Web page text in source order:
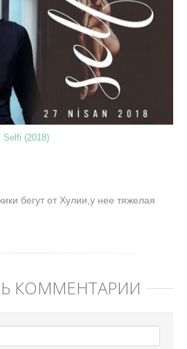
(2018)
бегут от Хулии,у нее тяжелая
КОММЕНТАРИЙ